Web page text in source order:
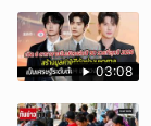
03:08